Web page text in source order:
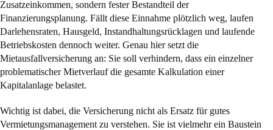
Zusatzeinkommen, sondern fester Bestandteil der
Finanzierungsplanung. Fällt diese Einnahme plötzlich weg, laufen
Darlehensraten, Hausgeld, Instandhaltungsrücklagen und laufende
Betriebskosten dennoch weiter. Genau hier setzt die
Mietausfallversicherung an: Sie soll verhindern, dass ein einzelner
problematischer Mietverlauf die gesamte Kalkulation einer
Kapitalanlage belastet.
Wichtig ist dabei, die Versicherung nicht als Ersatz für gutes
Vermietungsmanagement zu verstehen. Sie ist vielmehr ein Baustein